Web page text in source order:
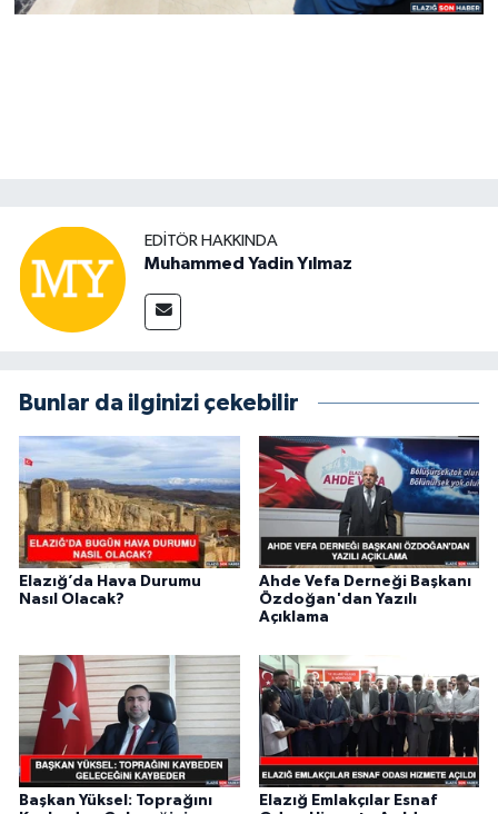
EDITÖR HAKKINDA
Muhammed Yadin Yılmaz
Bunlar da ilginizi çekebilir
Elazığ’da Hava Durumu
Nasıl Olacak?
Ahde Vefa Derneği Başkanı
Özdoğan'dan Yazılı
Açıklama
Başkan Yüksel: Toprağını
Elazığ Emlakçılar Esnaf